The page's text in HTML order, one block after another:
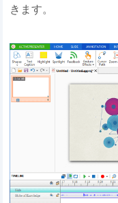
きます。